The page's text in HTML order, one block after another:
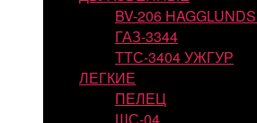
BV-206
ГАЗ-3344
ТТС-3404 УЖГУР
ЛЕГКИЕ
ПЕЛЕЦ